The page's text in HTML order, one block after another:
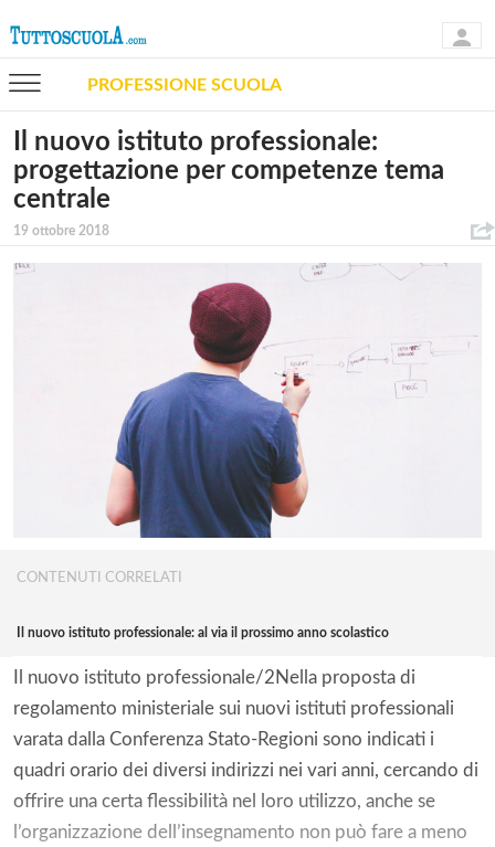
PROFESSIONE SCUOLA
Il nuovo istituto professionale:
progettazione per competenze tema
centrale
19 ottobre 2018
CONTENUTI CORRELATI
Il nuovo istituto professionale: al via il prossimo anno scolastico
Il nuovo istituto professionale/2Nella proposta di
regolamento ministeriale sui nuovi istituti professionali
varata dalla Conferenza Stato-Regioni sono indicati i
quadri orario dei diversi indirizzi nei vari anni, cercando di
offrire una certa flessibilità nel loro utilizzo, anche se
l’organizzazione dell’insegnamento non può fare a meno